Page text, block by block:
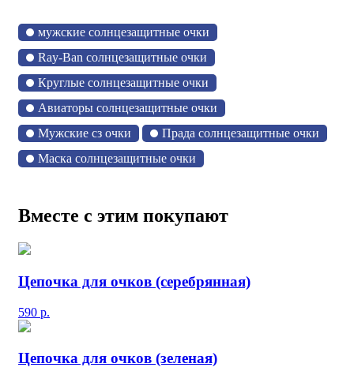
мужские солнцезащитные очки
Ray-Ban солнцезащитные очки
Круглые солнцезащитные очки
Авиаторы солнцезащитные очки
Мужские сз очки
Прада солнцезащитные очки
Маска солнцезащитные очки
Вместе с этим покупают
Цепочка для очков (серебрянная)
590 р.
Цепочка для очков (зеленая)